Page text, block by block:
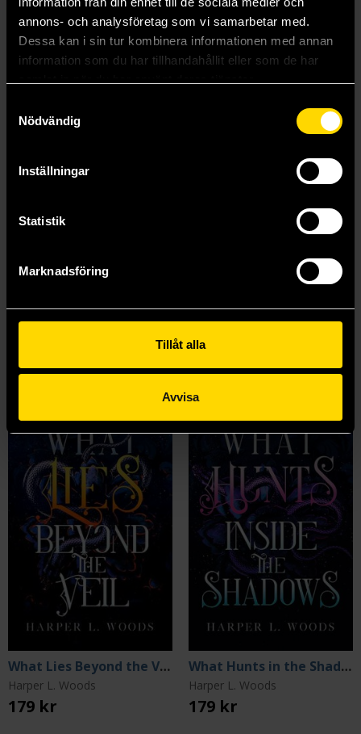
annons- och analysföretag som vi samarbetar med.
Dessa kan i sin tur kombinera informationen med annan
information som du har tillhandahållit eller som de har
Nödvändig
Inställningar
Statistik
Marknadsföring
Tillåt alla
Avvisa
The Coven
189 kr
Visa alla delar och format
Mer från Harper L. Woods
What Lies Beyond the Veil
Harper L. Woods
179 kr
What Hunts in the Shadow
Harper L. Woods
179 kr